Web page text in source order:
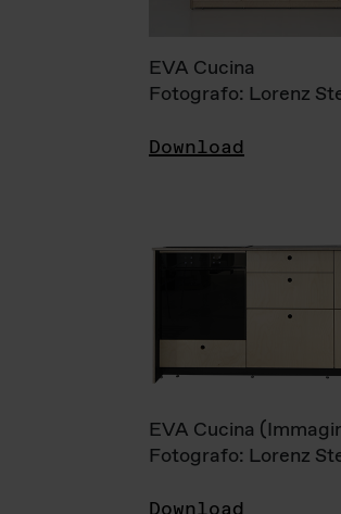
EVA Cucina
Fotografo: Lorenz
Download
EVA Cucina
Fotografo: Lorenz
Download